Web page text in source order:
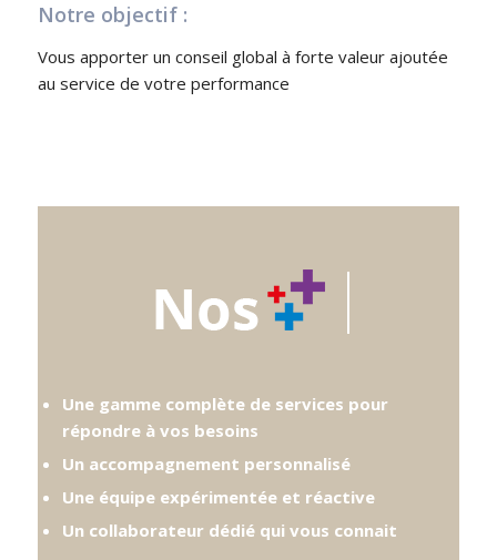
Notre objectif :
Vous apporter un conseil global à forte valeur ajoutée
au service de votre performance
Une gamme complète de services pour
répondre à vos besoins
Un accompagnement personnalisé
Une équipe expérimentée et réactive
Un collaborateur dédié qui vous connait